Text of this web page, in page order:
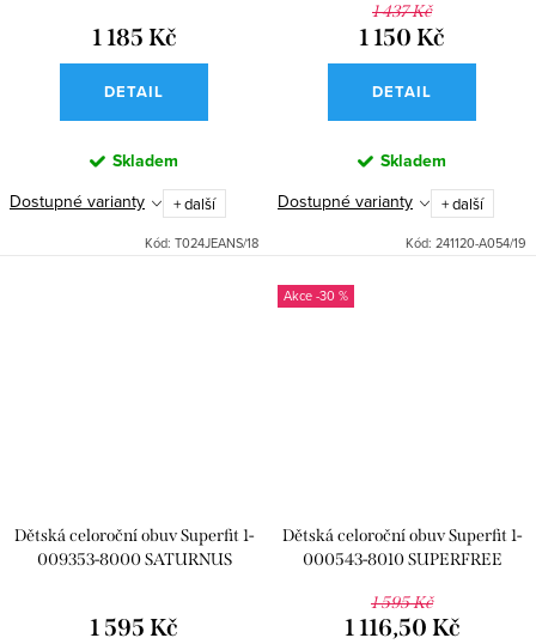
1 185 Kč
DETAIL
Skladem
Dostupné varianty
+ další
Kód: T024JEANS/18
1 437 Kč
1 150 Kč
DETAIL
Skladem
Dostupné varianty
+ další
Kód: 241120-A054/19
Dětská celoroční obuv Superfit 1-
009353-8000 SATURNUS
1 595 Kč
-30 %
Dětská celoroční obuv Superfit 1-
000543-8010 SUPERFREE
1 595 Kč
1 116,50 Kč